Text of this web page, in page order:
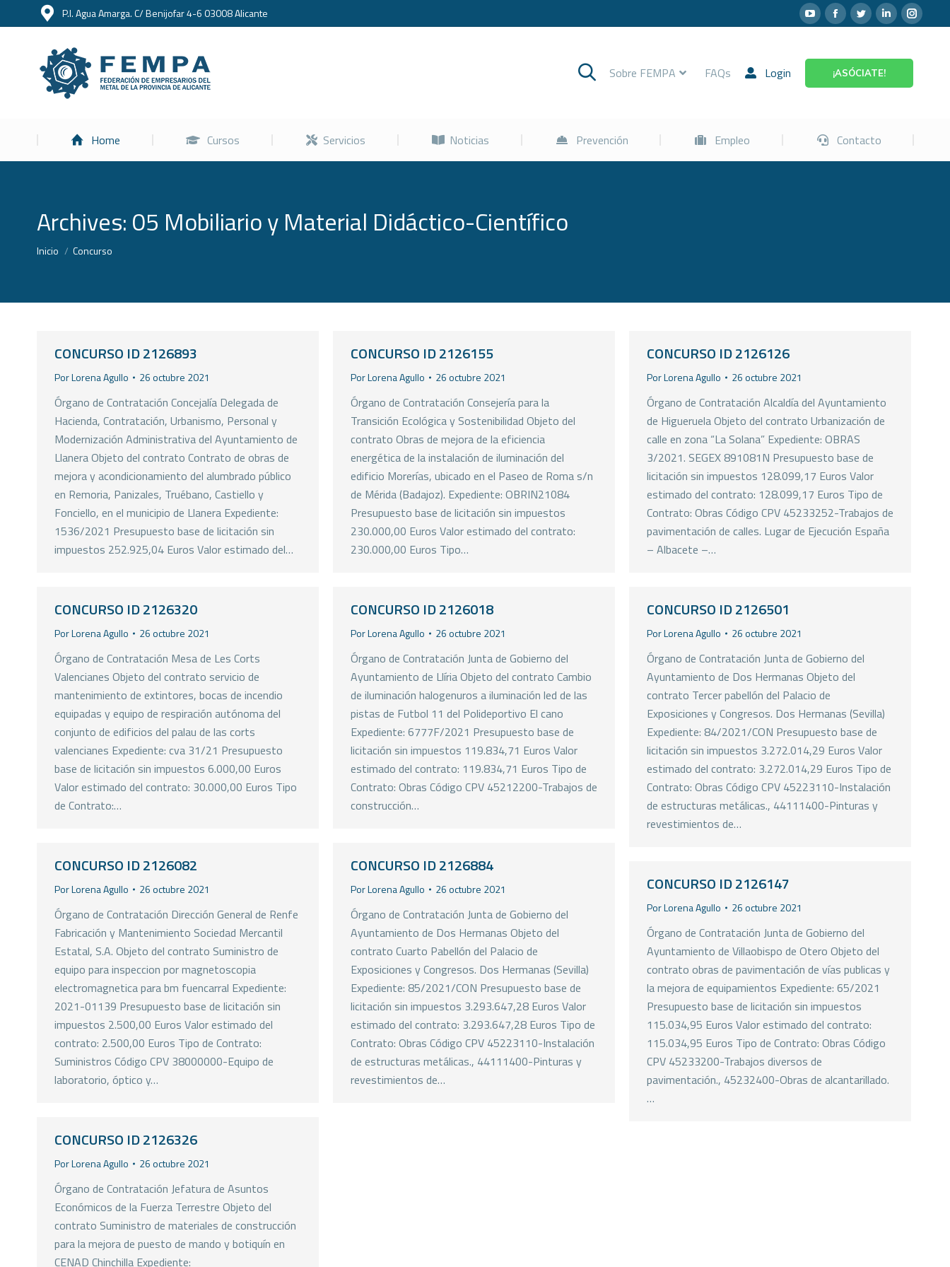
P.I. Agua Amarga. C/ Benijofar 4-6 03008 Alicante
Sobre FEMPA FAQs Login ¡ASÓCIATE!
Home Cursos Servicios Noticias Prevención Empleo Contacto
Archives:05 Mobiliario y Material Didáctico-Científico
Estás aquí:
Inicio Concurso
CONCURSO ID 2126893
PorLorena Agullo 26 octubre 2021
Órgano de Contratación Concejalía Delegada de
Hacienda, Contratación, Urbanismo, Personal y
Modernización Administrativa del Ayuntamiento de
Llanera Objeto del contrato Contrato de obras de
mejora y acondicionamiento del alumbrado público
en Remoria, Panizales, Truébano, Castiello y
Fonciello, en el municipio de Llanera Expediente:
1536/2021 Presupuesto base de licitación sin
impuestos 252.925,04 Euros Valor estimado del…
CONCURSO ID 2126155
PorLorena Agullo 26 octubre 2021
Órgano de Contratación Consejería para la
Transición Ecológica y Sostenibilidad Objeto del
contrato Obras de mejora de la eficiencia
energética de la instalación de iluminación del
edificio Morerías, ubicado en el Paseo de Roma s/n
de Mérida (Badajoz). Expediente: OBRIN21084
Presupuesto base de licitación sin impuestos
230.000,00 Euros Valor estimado del contrato:
230.000,00 Euros Tipo…
CONCURSO ID 2126126
PorLorena Agullo 26 octubre 2021
Órgano de Contratación Alcaldía del Ayuntamiento
de Higueruela Objeto del contrato Urbanización de
calle en zona “La Solana” Expediente: OBRAS
3/2021. SEGEX 891081N Presupuesto base de
licitación sin impuestos 128.099,17 Euros Valor
estimado del contrato: 128.099,17 Euros Tipo de
Contrato: Obras Código CPV 45233252-Trabajos de
pavimentación de calles. Lugar de Ejecución España
– Albacete –…
CONCURSO ID 2126320
PorLorena Agullo 26 octubre 2021
Órgano de Contratación Mesa de Les Corts
Valencianes Objeto del contrato servicio de
mantenimiento de extintores, bocas de incendio
equipadas y equipo de respiración autónoma del
conjunto de edificios del palau de las corts
valencianes Expediente: cva 31/21 Presupuesto
base de licitación sin impuestos 6.000,00 Euros
Valor estimado del contrato: 30.000,00 Euros Tipo
de Contrato:…
CONCURSO ID 2126018
PorLorena Agullo 26 octubre 2021
Órgano de Contratación Junta de Gobierno del
Ayuntamiento de Llíria Objeto del contrato Cambio
de iluminación halogenuros a iluminación led de las
pistas de Futbol 11 del Polideportivo El cano
Expediente: 6777F/2021 Presupuesto base de
licitación sin impuestos 119.834,71 Euros Valor
estimado del contrato: 119.834,71 Euros Tipo de
Contrato: Obras Código CPV 45212200-Trabajos de
construcción…
CONCURSO ID 2126501
PorLorena Agullo 26 octubre 2021
Órgano de Contratación Junta de Gobierno del
Ayuntamiento de Dos Hermanas Objeto del
contrato Tercer pabellón del Palacio de
Exposiciones y Congresos. Dos Hermanas (Sevilla)
Expediente: 84/2021/CON Presupuesto base de
licitación sin impuestos 3.272.014,29 Euros Valor
estimado del contrato: 3.272.014,29 Euros Tipo de
Contrato: Obras Código CPV 45223110-Instalación
de estructuras metálicas., 44111400-Pinturas y
revestimientos de…
CONCURSO ID 2126082
PorLorena Agullo 26 octubre 2021
Órgano de Contratación Dirección General de Renfe
Fabricación y Mantenimiento Sociedad Mercantil
Estatal, S.A. Objeto del contrato Suministro de
equipo para inspeccion por magnetoscopia
electromagnetica para bm fuencarral Expediente:
2021-01139 Presupuesto base de licitación sin
impuestos 2.500,00 Euros Valor estimado del
contrato: 2.500,00 Euros Tipo de Contrato:
Suministros Código CPV 38000000-Equipo de
laboratorio, óptico y…
CONCURSO ID 2126884
PorLorena Agullo 26 octubre 2021
Órgano de Contratación Junta de Gobierno del
Ayuntamiento de Dos Hermanas Objeto del
contrato Cuarto Pabellón del Palacio de
Exposiciones y Congresos. Dos Hermanas (Sevilla)
Expediente: 85/2021/CON Presupuesto base de
licitación sin impuestos 3.293.647,28 Euros Valor
estimado del contrato: 3.293.647,28 Euros Tipo de
Contrato: Obras Código CPV 45223110-Instalación
de estructuras metálicas., 44111400-Pinturas y
revestimientos de…
CONCURSO ID 2126147
PorLorena Agullo 26 octubre 2021
Órgano de Contratación Junta de Gobierno del
Ayuntamiento de Villaobispo de Otero Objeto del
contrato obras de pavimentación de vías publicas y
la mejora de equipamientos Expediente: 65/2021
Presupuesto base de licitación sin impuestos
115.034,95 Euros Valor estimado del contrato:
115.034,95 Euros Tipo de Contrato: Obras Código
CPV 45233200-Trabajos diversos de
pavimentación., 45232400-Obras de alcantarillado.
…
CONCURSO ID 2126326
PorLorena Agullo 26 octubre 2021
Órgano de Contratación Jefatura de Asuntos
Económicos de la Fuerza Terrestre Objeto del
contrato Suministro de materiales de construcción
para la mejora de puesto de mando y botiquín en
CENAD Chinchilla Expediente:
Home Cursos Servicios Noticias Prevención Empleo Contacto